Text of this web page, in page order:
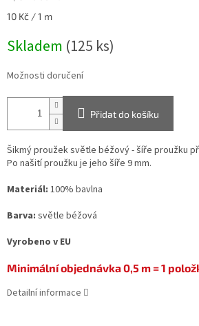
Měrná
10 Kč / 1 m
Skladem (125 ks)
Možnosti doručení
Přidat do košíku
Šikmý proužek světle béžový - šíře proužku
Po našití proužku je jeho šíře 9 mm.
Materiál: 100% bavlna
Barva: světle béžová
Vyrobeno v EU
Minimální objednávka 0,5 m = 1
Detailní informace